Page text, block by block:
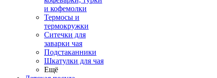
и кофемолки
Термосы и
термокружки
Ситечки для
заварки чая
Подстаканники
Шкатулки для чая
Ещё